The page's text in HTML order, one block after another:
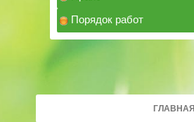
Порядок работ
ГЛАВНАЯ